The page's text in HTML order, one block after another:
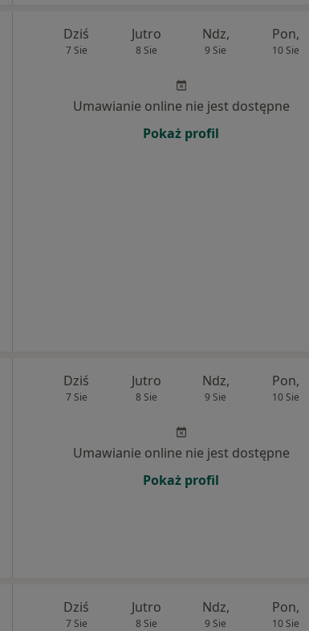
Dziś
7 Sie
Jutro
8 Sie
Ndz,
9 Sie
Pon,
10 Sie
Umawianie online nie jest dostępne
Pokaż profil
Dziś
7 Sie
Jutro
8 Sie
Ndz,
9 Sie
Pon,
10 Sie
Umawianie online nie jest dostępne
Pokaż profil
Dziś
7 Sie
Jutro
8 Sie
Ndz,
9 Sie
Pon,
10 Sie